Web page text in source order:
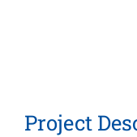
Project